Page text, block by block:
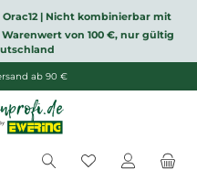
Orac12 | Nicht kombinierbar mit
von 100 €, nur gültig
ab 90 €
Du hast 0